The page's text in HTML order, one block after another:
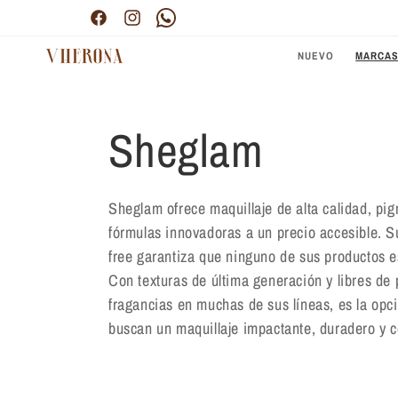
FacebookInstagramPinterest
Envío gratis por compras superiores a $300.000
NUEVO MARCAS
C
o
l
e
Sheglam
Sheglam ofrece maquillaje de alta calidad,
fórmulas innovadoras a un precio accesible.
free garantiza que ninguno de sus productos
Con texturas de última generación y libres de
fragancias en muchas de sus líneas, es la
buscan un maquillaje impactante, duradero y